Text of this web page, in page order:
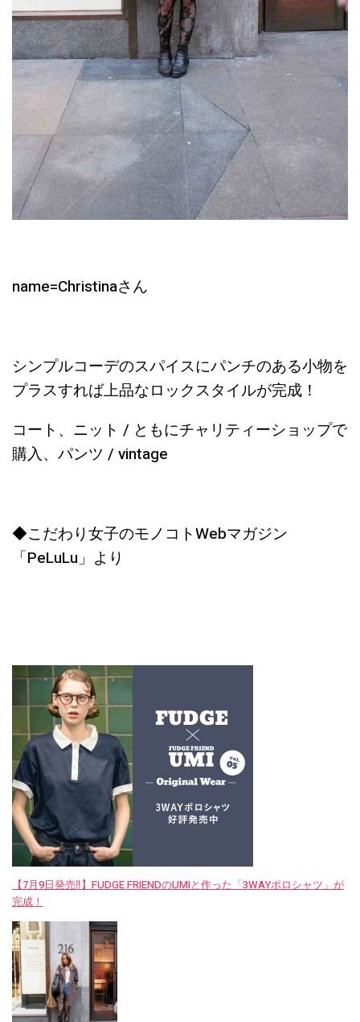
name=Christinaさん
シンプルコーデのスパイスにパンチのある小物を
プラスすれば上品なロックスタイルが完成！
コート、ニット / ともにチャリティーショップで
購入、パンツ / vintage
◆こだわり女子のモノコトWebマガジン
「PeLuLu」より
【7月9日発売‼︎】FUDGE FRIENDのUMIと作った「3WAYポロシャツ」が
完成！